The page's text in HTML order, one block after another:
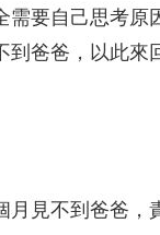
要自己思考原
爸爸，以此來
見不到爸爸